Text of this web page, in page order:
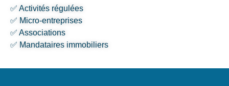
✅ Activités régulées
✅ Micro-entreprises
✅ Associations
✅ Mandataires immobiliers